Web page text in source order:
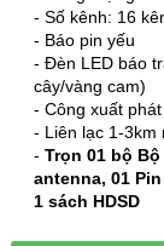
- Số kênh: 16
- Báo pin yếu
- Đèn LED báo
cây/vàng cam)
- Công xuất
- Liên lạc 1-3km
- Trọn 01 bộ
antenna, 01
1 sách HDSD